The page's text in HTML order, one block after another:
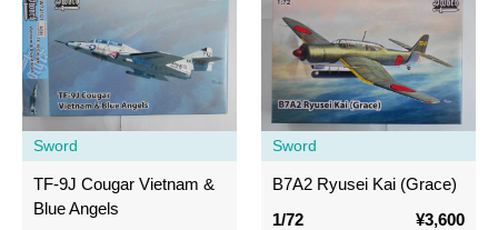
Sword
TF-9J Cougar Vietnam &
Blue Angels
Sword
B7A2 Ryusei Kai (Grace)
1/72
¥3,600